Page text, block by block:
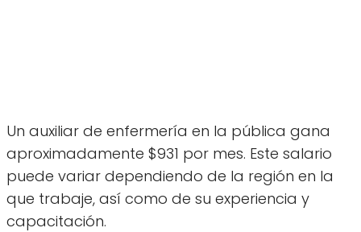
Un auxiliar de enfermería en la pública gana
aproximadamente $931 por mes. Este salario
puede variar dependiendo de la región en la
que trabaje, así como de su experiencia y
capacitación.